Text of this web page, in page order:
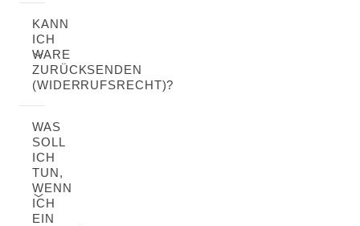
KANN
ICH
WARE
ZURÜCKSENDEN
(WIDERRUFSRECHT)?
WAS
SOLL
ICH
TUN,
WENN
ICH
EIN